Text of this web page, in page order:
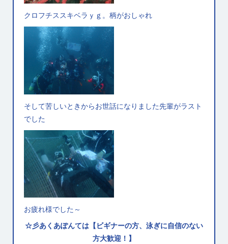
クロフチススキベラｙｇ。柄がおしゃれ
そして苦しいときからお世話になりました先輩がラスト
でした
お疲れ様でした～
☆彡あくあぽんては【ビギナーの方、泳ぎに自信のない
方大歓迎！】